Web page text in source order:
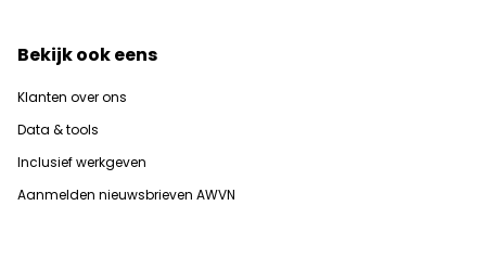
Bekijk ook eens
Klanten over ons
Data & tools
Inclusief werkgeven
Aanmelden nieuwsbrieven AWVN